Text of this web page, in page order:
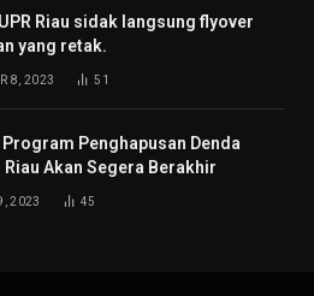
Riau sidak langsung flyover
yang retak.
8, 2023 51
Program Penghapusan Denda
Riau Akan Segera Berakhir
2023 45